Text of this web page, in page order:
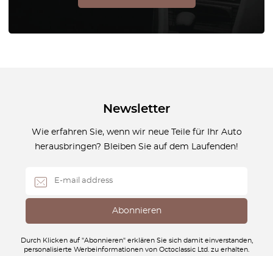
Newsletter
Wie erfahren Sie, wenn wir neue Teile für Ihr Auto
herausbringen? Bleiben Sie auf dem Laufenden!
Durch Klicken auf "Abonnieren" erklären Sie sich damit einverstanden,
personalisierte Werbeinformationen von Octoclassic Ltd. zu erhalten.